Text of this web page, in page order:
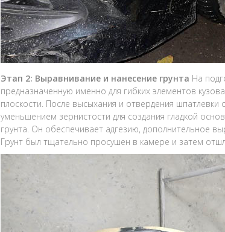
Этап 2: Выравнивание и нанесение грунта На
предназначенную именно для гибких элементов
плоскости. После высыхания и отвердения
уменьшением зернистости для создания гладкой
грунта. Он обеспечивает адгезию, дополнительное
Грунт был тщательно просушен в камере и затем